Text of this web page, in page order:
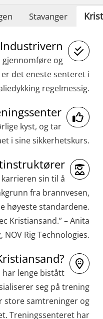
STCW
(MBSBLE024)
STCW
sikkerhetskurs
Medisinsk
(MBSBLE021)
STCW kombi
med.behandling
STCW Kombi
Medisinsk
(MBS1341)
STCW
(MBS114)
STCW
STCW
oppdatering
STCW
Stavanger
gjennomføre og
det eneste senteret i
regelmessig.
kyst, og tar
i sine sikkerhetskurs.
sin til å
fra brannvesen,
høyeste standardene.
Kristiansand.” – Anita
Rig Technologies.
har lenge bistått
seg på trening
store samtreninger og
Treningssenteret har